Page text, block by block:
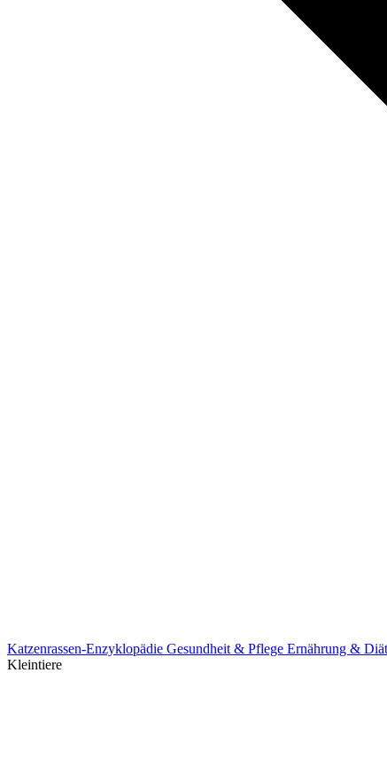
Katzenrassen-Enzyklopädie Gesundheit & Pflege Ernährung & Diät
Kleintiere